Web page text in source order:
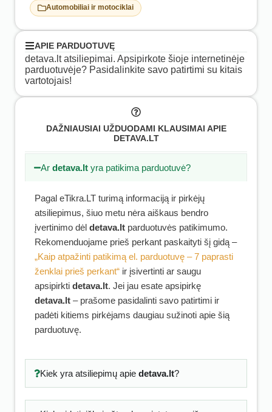
Automobiliai ir motociklai
APIE PARDUOTUVĘ
detava.lt atsiliepimai. Apsipirkote šioje internetinėje
parduotuvėje? Pasidalinkite savo patirtimi su kitais
vartotojais!
DAŽNIAUSIAI UŽDUODAMI KLAUSIMAI APIE
DETAVA.LT
Ardetava.lt yra patikima parduotuvė?
Pagal eTikra.LT turimą informaciją ir pirkėjų
atsiliepimus, šiuo metu nėra aiškaus bendro
įvertinimo dėl detava.lt parduotuvės patikimumo.
Rekomenduojame prieš perkant paskaityti šį gidą –
„Kaip atpažinti patikimą el. parduotuvę – 7 paprasti
ženklai prieš perkant“ ir įsivertinti ar saugu
apsipirkti detava.lt. Jei jau esate apsipirkę
detava.lt – prašome pasidalinti savo patirtimi ir
padėti kitiems pirkėjams daugiau sužinoti apie šią
parduotuvę.
Kiek yra atsiliepimų apie detava.lt?